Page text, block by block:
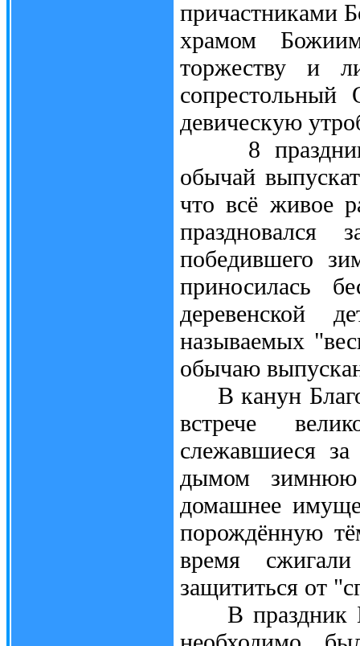
причастниками
храмом
торжеству и
сопрестольный
девическую
8 праздник
обычай
что всё живое
праздновался
победившего
приносилась
деревенской
называемых
обычаю
В канун
встрече
слежавшиеся
дымом
домашнее
порождённую
время
защититься от
В праздник